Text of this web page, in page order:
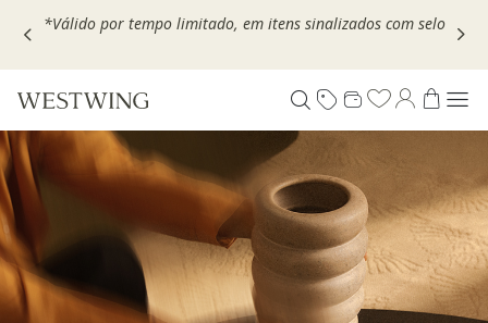
Escolha seu VOUCHER e ganhe até 30% OFF*: useMOVEL30,